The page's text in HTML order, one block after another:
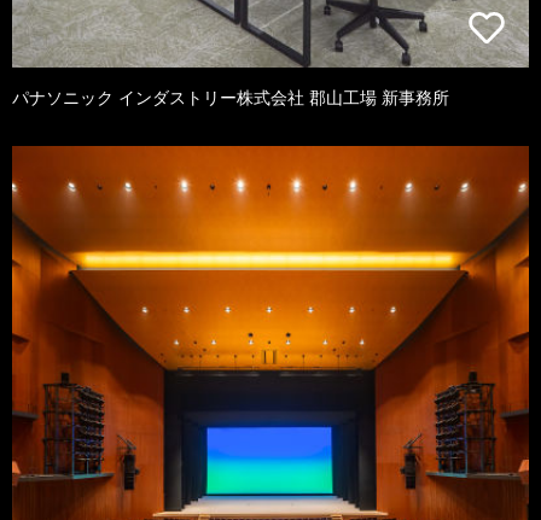
パナソニック インダストリー株式会社 郡山工場 新事務所